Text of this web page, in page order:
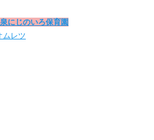
にじのいろ保育園
レツ